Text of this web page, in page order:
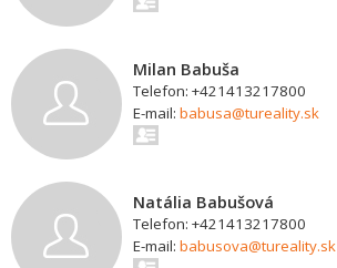
Milan Babuša
Telefon: +421413217800
E-mail: babusa@tureality.sk
Natália Babušová
Telefon: +421413217800
E-mail: babusova@tureality.sk